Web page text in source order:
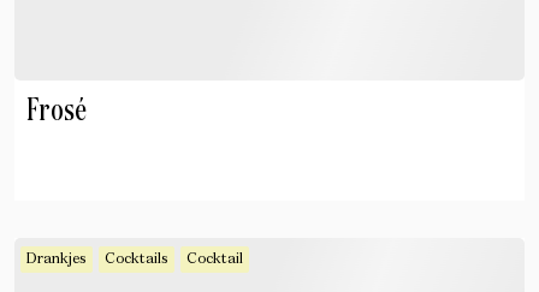
Frosé
Drankjes Cocktails Cocktail